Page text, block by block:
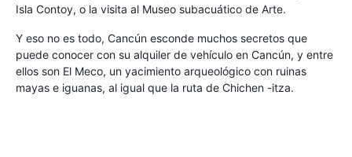
Isla Contoy, o la visita al Museo subacuático de Arte.
Y eso no es todo, Cancún esconde muchos secretos que
puede conocer con su alquiler de vehículo en Cancún, y entre
ellos son El Meco, un yacimiento arqueológico con ruinas
mayas e iguanas, al igual que la ruta de Chichen -itza.